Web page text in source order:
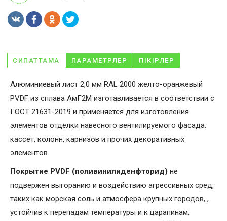
СИПАТТАМА ПАРАМЕТРЛЕР ПІКІРЛЕР
Алюминиевый лист 2,0 мм RAL 2000 желто-оранжевый
PVDF из сплава АмГ2М изготавливается в соответствии с
ГОСТ 21631-2019 и применяется для изготовления
элементов отделки навесного вентилируемого фасада:
кассет, колонн, карнизов и прочих декоративных
элементов.
Покрытие PVDF (поливинилиденфторид) не
подвержен выгоранию и воздействию агрессивных сред,
таких как морская соль и атмосфера крупных городов, ,
устойчив к перепадам температуры и к царапинам,